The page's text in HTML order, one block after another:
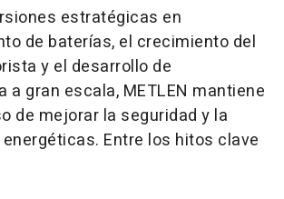
estratégicas en
de baterías, el crecimiento del
y el desarrollo de
gran escala, METLEN mantiene
de mejorar la seguridad y la
Entre los hitos clave